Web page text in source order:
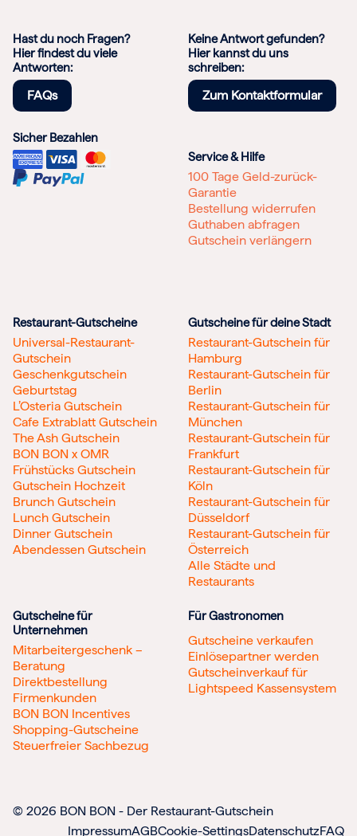
Hast du noch Fragen?
Hier findest du viele
Antworten:
FAQs
Keine Antwort gefunden?
Hier kannst du uns
schreiben:
Zum Kontaktformular
Sicher Bezahlen
Service & Hilfe
100 Tage Geld-zurück-
Garantie
Bestellung widerrufen
Guthaben abfragen
Gutschein verlängern
Restaurant-Gutscheine
Universal-Restaurant-
Gutschein
Geschenkgutschein
Geburtstag
L’Osteria Gutschein
Cafe Extrablatt Gutschein
The Ash Gutschein
BON BON x OMR
Frühstücks Gutschein
Gutschein Hochzeit
Brunch Gutschein
Lunch Gutschein
Dinner Gutschein
Abendessen Gutschein
Gutscheine für deine Stadt
Restaurant-Gutschein für
Hamburg
Restaurant-Gutschein für
Berlin
Restaurant-Gutschein für
München
Restaurant-Gutschein für
Frankfurt
Restaurant-Gutschein für
Köln
Restaurant-Gutschein für
Düsseldorf
Restaurant-Gutschein für
Österreich
Alle Städte und
Restaurants
Gutscheine für
Unternehmen
Mitarbeitergeschenk –
Beratung
Direktbestellung
Firmenkunden
BON BON Incentives
Shopping-Gutscheine
Steuerfreier Sachbezug
Für Gastronomen
Gutscheine verkaufen
Einlösepartner werden
Gutscheinverkauf für
Lightspeed Kassensystem
© 2026 BON BON - Der Restaurant-Gutschein
ImpressumAGBCookie-SettingsDatenschutzFAQ